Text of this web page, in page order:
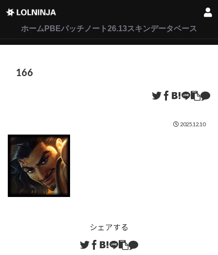
ホーム PBEパッチノート26.13スキンデータベース
166
2025.12.10
シェアする